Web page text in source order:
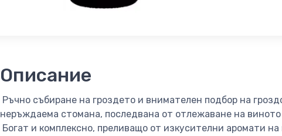
Описание
Ръчно събиране на гроздето и внимателен подбор на
неръждаема стомана, последвана от отлежаване на
Богат и комплексно, преливащо от изкусителни аромати